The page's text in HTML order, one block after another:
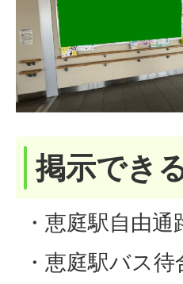
掲示でき
・恵庭駅自由通
・恵庭駅バス待